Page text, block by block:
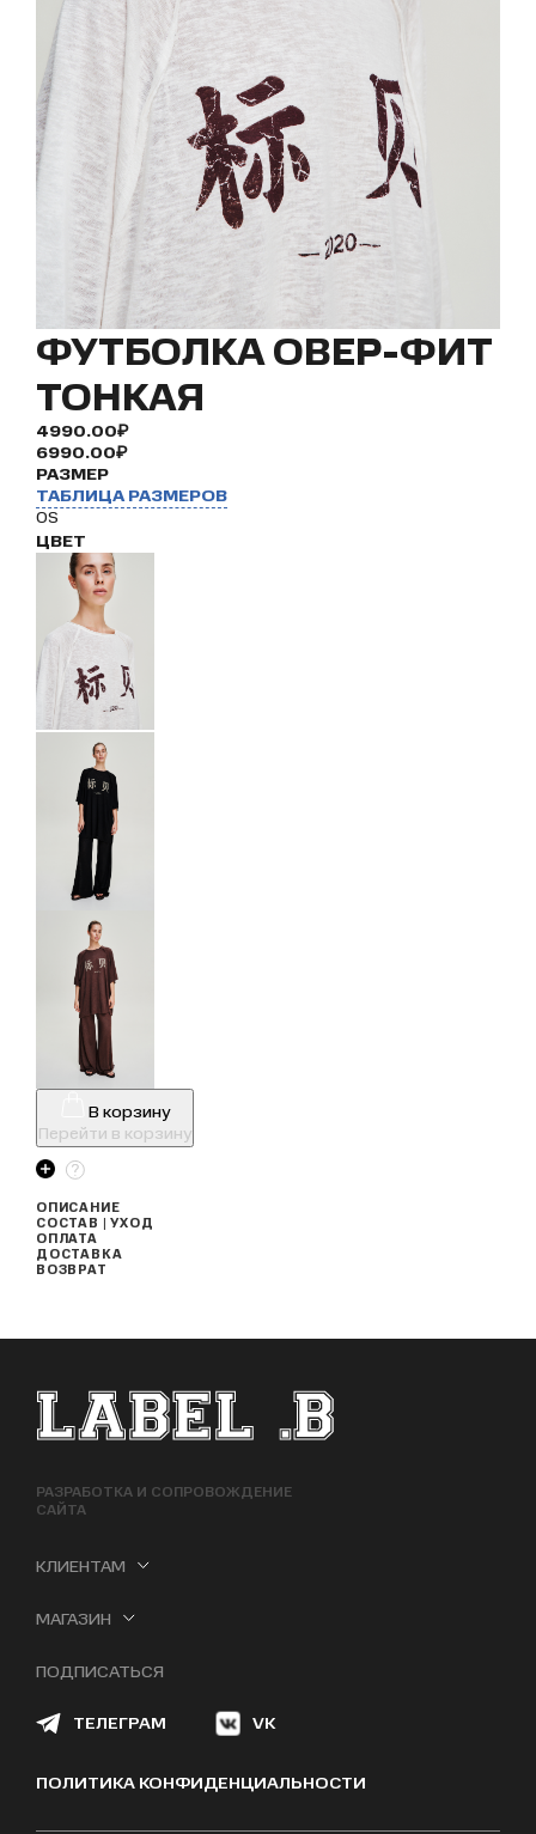
ФУТБОЛКА ОВЕР-ФИТ
ТОНКАЯ
4990.00₽
6990.00₽
РАЗМЕР
ТАБЛИЦА РАЗМЕРОВ
OS
ЦВЕТ
В корзину
Перейти в корзину
ОПИСАНИЕ
СОСТАВ | УХОД
ОПЛАТА
ДОСТАВКА
ВОЗВРАТ
ФУТЕР САЙТА
РАЗРАБОТКА И СОПРОВОЖДЕНИЕ
САЙТА
КЛИЕНТАМ
МАГАЗИН
ПОДПИСАТЬСЯ
ТЕЛЕГРАМ VK
ПОЛИТИКА КОНФИДЕНЦИАЛЬНОСТИ